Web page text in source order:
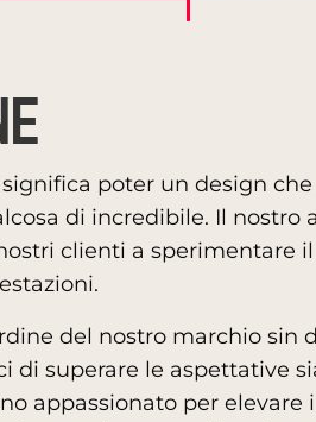
poter un design
di incredibile. Il nostro
clienti a sperimentare
del nostro marchio sin
di superare le aspettative
appassionato per